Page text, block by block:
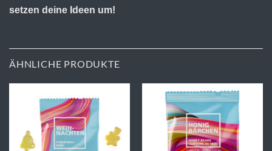
setzen deine Ideen um!
ÄHNLICHE PRODUKTE